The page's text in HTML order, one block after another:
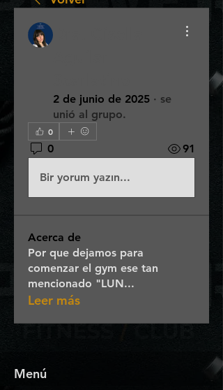
2 de junio de 2025 · se
unió al grupo.
0
0 91
Bir yorum yazın...
Acerca de
Por que dejamos para
comenzar el gym ese tan
mencionado "LUN...
Leer más
Menú